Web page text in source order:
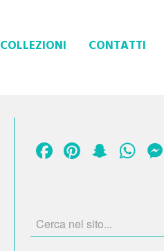
COLLEZIONI CONTATTI
Facebook
Pinterest